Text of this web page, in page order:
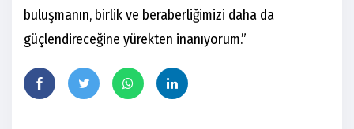
buluşmanın, birlik ve beraberliğimizi daha da
güçlendireceğine yürekten inanıyorum.”